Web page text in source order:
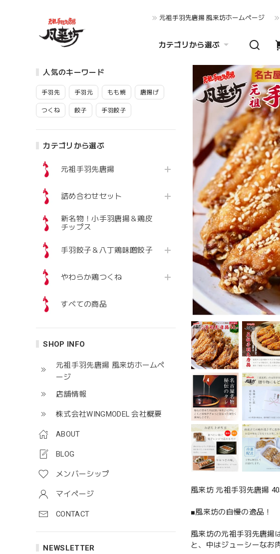
元祖手羽先唐揚 風来坊ホームぺージ
カテゴリから選ぶ
人気のキーワード
手羽先 手羽元 もも焼 唐揚げ
つくね 餃子 手羽餃子
カテゴリから選ぶ
元祖手羽先唐揚
詰め合わせセット
新名物！小手羽唐揚＆鶏皮
チップス
手羽餃子＆八丁鶏味噌餃子
やわらか鶏つくね
すべての商品
SHOP INFO
元祖手羽先唐揚 風来坊ホームぺ
ージ
店舗情報
株式会社WINGMODEL 会社概要
ABOUT
BLOG
メンバーシップ
マイページ
CONTACT
NEWSLETTER
風来坊 元祖手羽先唐揚
■風来坊の自慢の逸品！
風来坊の元祖手羽先唐揚
と、中はジューシーなお